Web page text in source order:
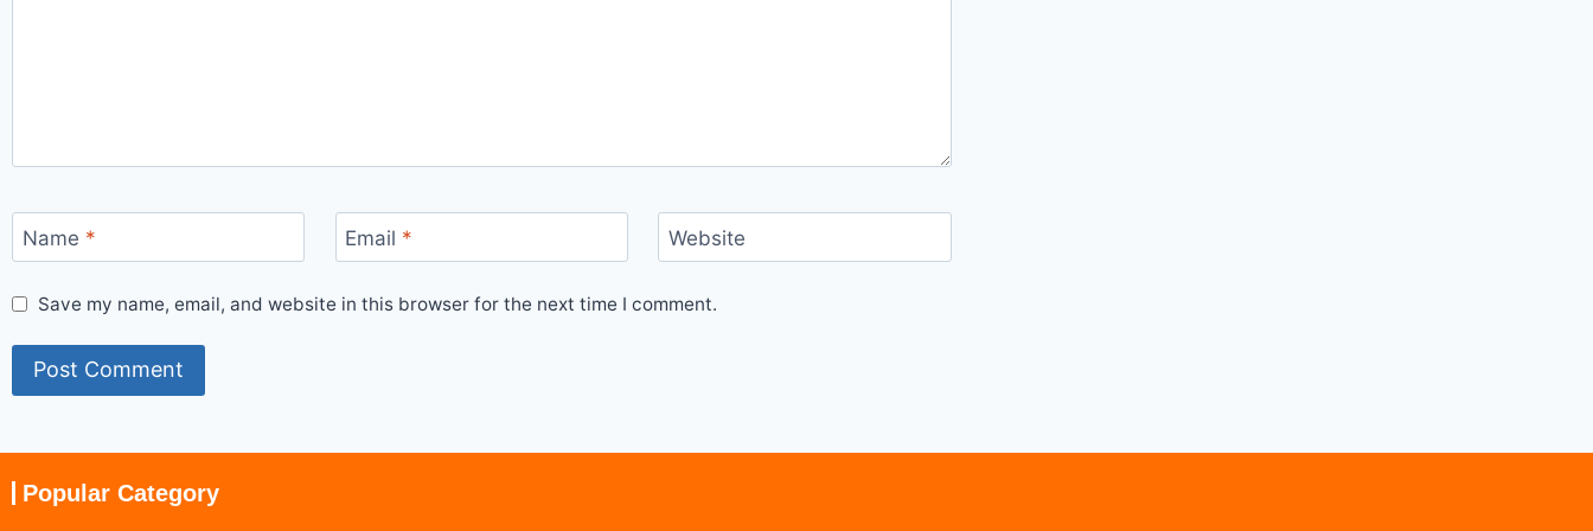
Name * Email * Website
Save my name, email, and website in this browser for the next time I comment.
Popular Category